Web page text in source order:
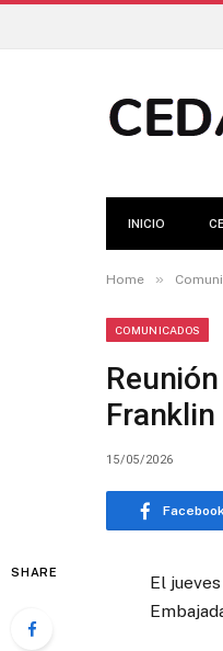
INICIO
Home »
COMUNICADOS
Franklin
15/05/2026
SHARE
El